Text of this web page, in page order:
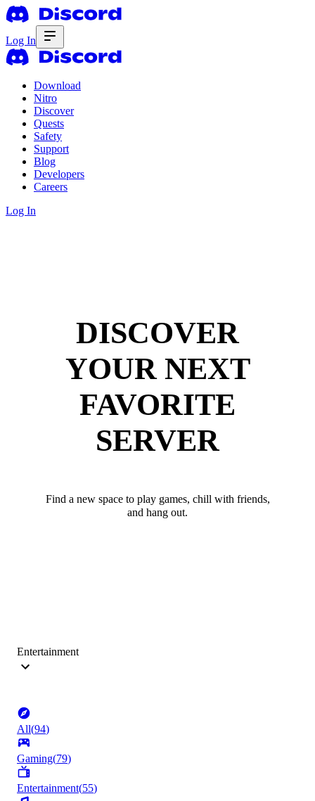
Log In
Download
Nitro
Discover
Quests
Safety
Support
Blog
Developers
Careers
Log In
DISCOVER
YOUR NEXT
FAVORITE
SERVER
Find a new space to play games, chill with friends,
and hang out.
Entertainment
All(94)
Gaming(79)
Entertainment(55)